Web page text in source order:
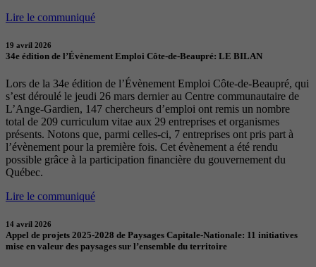
Lire le communiqué
19 avril 2026
34e édition de l’Évènement Emploi Côte-de-Beaupré: LE BILAN
Lors de la 34e édition de l’Évènement Emploi Côte-de-Beaupré, qui
s’est déroulé le jeudi 26 mars dernier au Centre communautaire de
L’Ange-Gardien, 147 chercheurs d’emploi ont remis un nombre
total de 209 curriculum vitae aux 29 entreprises et organismes
présents. Notons que, parmi celles-ci, 7 entreprises ont pris part à
l’évènement pour la première fois. Cet évènement a été rendu
possible grâce à la participation financière du gouvernement du
Québec.
Lire le communiqué
14 avril 2026
Appel de projets 2025-2028 de Paysages Capitale-Nationale: 11 initiatives
mise en valeur des paysages sur l’ensemble du territoire